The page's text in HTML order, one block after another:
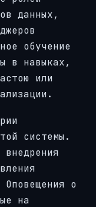
данных,
обучение
в навыках,
или
системы.
внедрения
Оповещения о
на